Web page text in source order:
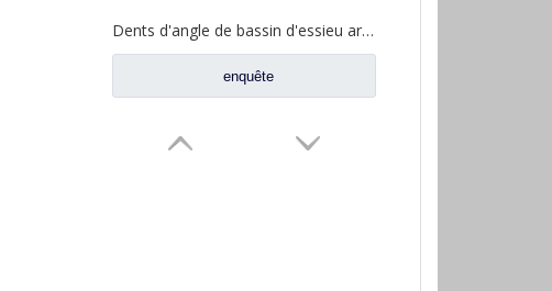
Dents d'angle de bassin d'essieu arrière pour pièces de rechange AZ9981320157 de camion de Sinotruk Howo AC16
enquête